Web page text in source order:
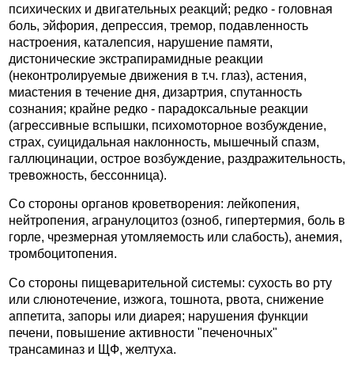
психических и двигательных реакций; редко - головная
боль, эйфория, депрессия, тремор, подавленность
настроения, каталепсия, нарушение памяти,
дистонические экстрапирамидные реакции
(неконтролируемые движения в т.ч. глаз), астения,
миастения в течение дня, дизартрия, спутанность
сознания; крайне редко - парадоксальные реакции
(агрессивные вспышки, психомоторное возбуждение,
страх, суицидальная наклонность, мышечный спазм,
галлюцинации, острое возбуждение, раздражительность,
тревожность, бессонница).
Со стороны органов кроветворения: лейкопения,
нейтропения, агранулоцитоз (озноб, гипертермия, боль в
горле, чрезмерная утомляемость или слабость), анемия,
тромбоцитопения.
Со стороны пищеварительной системы: сухость во рту
или слюнотечение, изжога, тошнота, рвота, снижение
аппетита, запоры или диарея; нарушения функции
печени, повышение активности "печеночных"
трансаминаз и ЩФ, желтуха.